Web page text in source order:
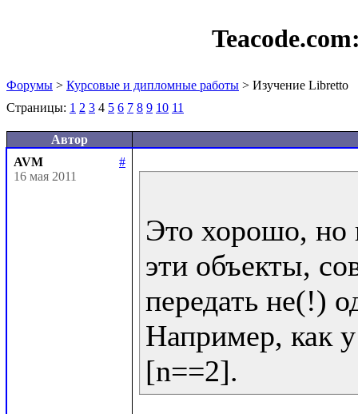
Форумы > Курсовые и дипломные работы > Изучение Libretto
Страницы: 1 2 3 4 5 6 7 8 9 10 11
Автор
AVM
#
16 мая 2011
Это хорошо, но
эти объекты,
передать не(!)
Например, как